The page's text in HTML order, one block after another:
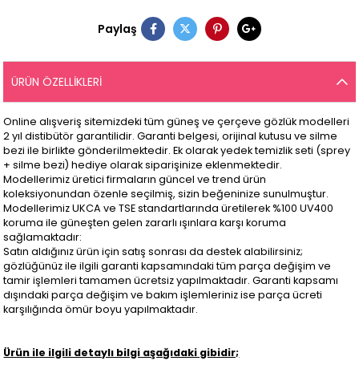
Paylaş
ÜRÜN ÖZELLIKLERI
Online alışveriş sitemizdeki tüm güneş ve çerçeve gözlük modelleri
2 yıl distibütör garantilidir. Garanti belgesi, orijinal kutusu ve silme
bezi ile birlikte gönderilmektedir. Ek olarak yedek temizlik seti (sprey
+ silme bezi) hediye olarak siparişinize eklenmektedir.
Modellerimiz üretici firmaların güncel ve trend ürün
koleksiyonundan özenle seçilmiş, sizin beğeninize sunulmuştur.
Modellerimiz UKCA ve TSE standartlarında üretilerek %100 UV400
koruma ile güneşten gelen zararlı ışınlara karşı koruma
sağlamaktadır:
Satın aldığınız ürün için satış sonrası da destek alabilirsiniz;
gözlüğünüz ile ilgili garanti kapsamındaki tüm parça değişim ve
tamir işlemleri tamamen ücretsiz yapılmaktadır. Garanti kapsamı
dışındaki parça değişim ve bakım işlemleriniz ise parça ücreti
karşılığında ömür boyu yapılmaktadır.
Ürün ile ilgili detaylı bilgi aşağıdaki gibidir;